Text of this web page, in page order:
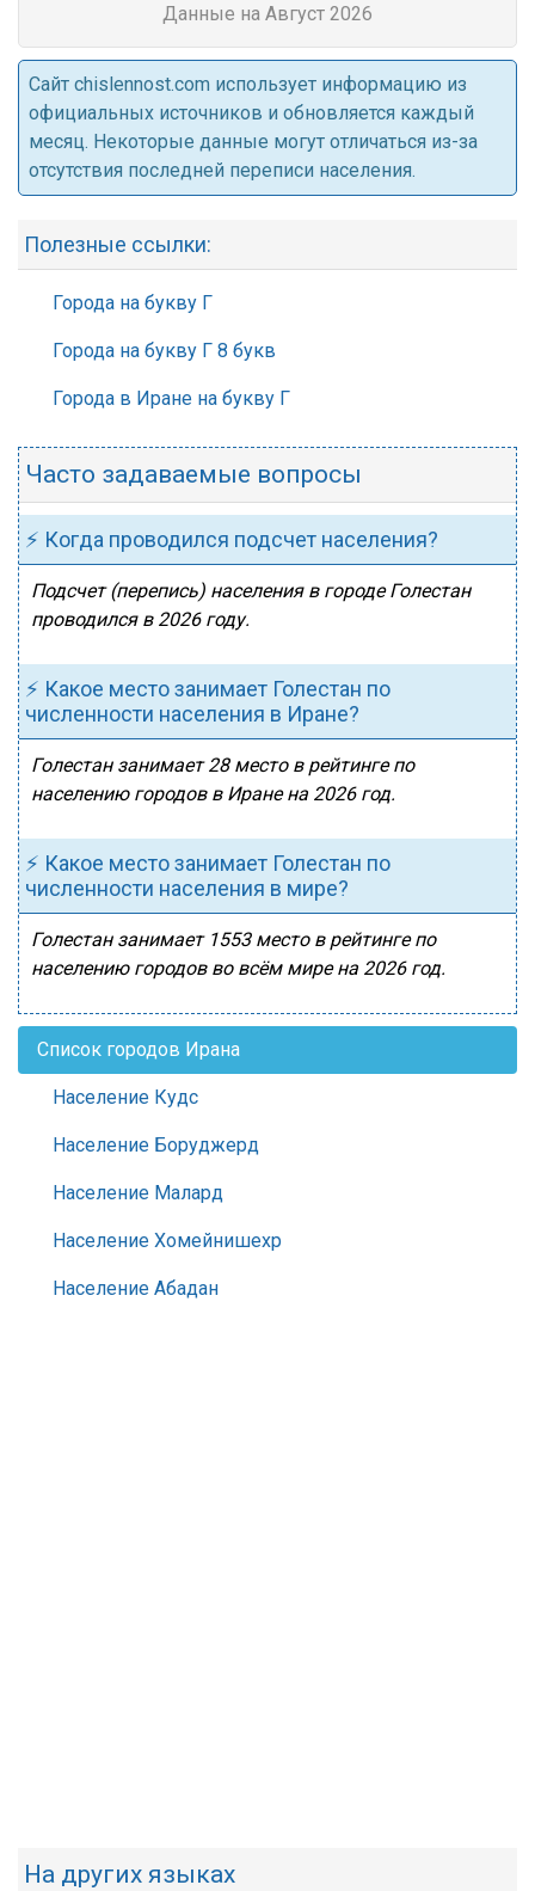
Данные на Август 2026
Cайт chislennost.com использует информацию из
официальных источников и обновляется каждый
месяц. Некоторые данные могут отличаться из-за
отсутствия последней переписи населения.
Полезные ссылки:
Города на букву Г
Города на букву Г 8 букв
Города в Иране на букву Г
Часто задаваемые вопросы
⚡ Когда проводился подсчет населения?
Подсчет (перепись) населения в городе Голестан
проводился в 2026 году.
⚡ Какое место занимает Голестан по
численности населения в Иране?
Голестан занимает 28 место в рейтинге по
населению городов в Иране на 2026 год.
⚡ Какое место занимает Голестан по
численности населения в мире?
Голестан занимает 1553 место в рейтинге по
населению городов во всём мире на 2026 год.
Список городов Ирана
Население Кудс
Население Боруджерд
Население Малард
Население Хомейнишехр
Население Абадан
На других языках